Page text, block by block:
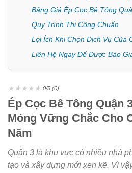
Bảng Giá Ép Cọc Bê Tông
Quy Trình Thi Công Chuẩn
Lợi Ích Khi Chọn Dịch Vụ Của
Liên Hệ Ngay Để Được Báo
★ ★ ★ ★ ★ 0/5 (0)
Ép Cọc Bê Tông Quận
Móng Vững Chắc Cho
Năm
Quận 3 là khu vực có nhiều nhà
tạo và xây dựng mới xen kẽ. Vì